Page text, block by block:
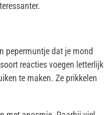
pepermuntje dat je mond
reacties voegen letterlijk
te maken. Ze prikkelen